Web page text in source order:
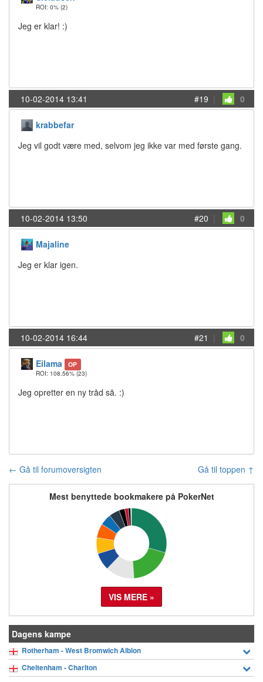
ROI: 0% (2)
Jeg er klar! :)
10-02-2014 13:41 #19 | 0
krabbefar
Jeg vil godt være med, selvom jeg ikke var med første gang.
10-02-2014 13:50 #20 | 0
Majaline
Jeg er klar igen.
10-02-2014 16:44 #21 | 0
Eilama OP
ROI: 108.56%(23)
Jeg opretter en ny tråd så. :)
← Gå til forumoversigten Gå til toppen ↑
Mest benyttede bookmakere på PokerNet
VIS MERE »
Dagens kampe
Rotherham - West Bromwich Albion
Cheltenham - Charlton